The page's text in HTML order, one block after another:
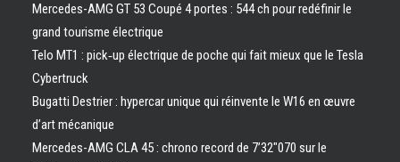
Mercedes-AMG GT 53 Coupé 4 portes : 544 ch pour redéfinir le
grand tourisme électrique
Telo MT1 : pick‑up électrique de poche qui fait mieux que le Tesla
Cybertruck
Bugatti Destrier : hypercar unique qui réinvente le W16 en œuvre
d’art mécanique
Mercedes-AMG CLA 45 : chrono record de 7’32″070 sur le